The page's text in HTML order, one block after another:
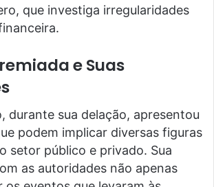
que investiga irregularidades
e Suas
durante sua delação, apresentou
podem implicar diversas figuras
setor público e privado. Sua
as autoridades não apenas